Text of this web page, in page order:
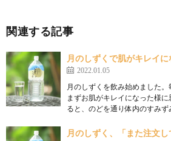
関連する記事
月のしずくで肌がキレイに
2022.01.05
月のしずくを飲み始めました。
まずお肌がキレイになった様
ると、のどを通り体内のすみ
月のしずく、「また注文し